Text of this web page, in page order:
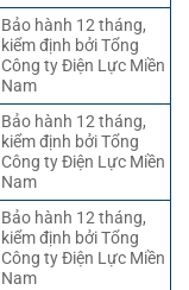
Bảo hành 12 tháng,
kiểm định bởi Tổng
Công ty Điện Lực Miền
Nam
Bảo hành 12 tháng,
kiểm định bởi Tổng
Công ty Điện Lực Miền
Nam
Bảo hành 12 tháng,
kiểm định bởi Tổng
Công ty Điện Lực Miền
Nam